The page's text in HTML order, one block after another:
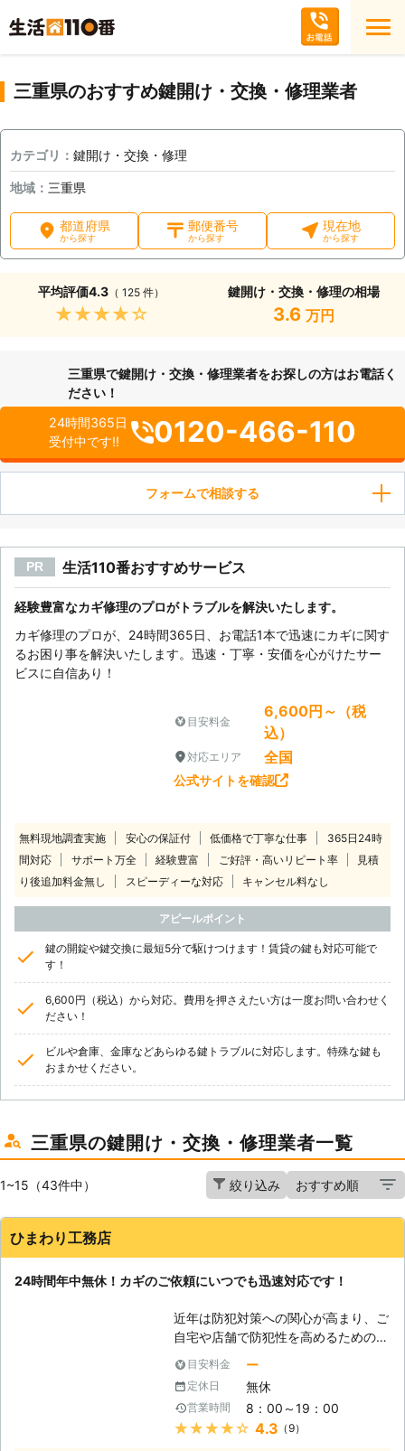
三重県のおすすめ鍵開け・交換・修理業者
カテゴリ： 鍵開け・交換・修理
地域： 三重県
都道府県
から探す
郵便番号
から探す
現在地
から探す
平均評価4.3 （ 125 件）
★★★★★
鍵開け・交換・修理の相場
3.6 万円
三重県で鍵開け・交換・修理業者をお探しの方はお電話く
ださい！
24時間365日
受付中です!!
0120-466-110
フォームで相談する
PR 生活110番おすすめサービス
経験豊富なカギ修理のプロがトラブルを解決いたします。
カギ修理のプロが、24時間365日、お電話1本で迅速にカギに関す
るお困り事を解決いたします。迅速・丁寧・安価を心がけたサー
ビスに自信あり！
目安料金
6,600円～（税
込）
対応エリア 全国
公式サイトを確認
無料現地調査実施 安心の保証付 低価格で丁寧な仕事
365日24時
間対応
サポート万全 経験豊富 ご好評・高いリピート率
見積
り後追加料金無し
スピーディーな対応 キャンセル料なし
アピールポイント
鍵の開錠や鍵交換に最短5分で駆けつけます！賃貸の鍵も対応可能で
す！
6,600円（税込）から対応。費用を押さえたい方は一度お問い合わせく
ださい！
ビルや倉庫、金庫などあらゆる鍵トラブルに対応します。特殊な鍵も
おまかせください。
三重県の鍵開け・交換・修理業者一覧
1~15（43件中） 絞り込み
ひまわり工務店
24時間年中無休！カギのご依頼にいつでも迅速対応です！
近年は防犯対策への関心が高まり、ご
自宅や店舗で防犯性を高めるためのカ
ギ交換を行うことが増えています。そ
うでなくても、生活の中で大切な役割
を持つカギは調子が悪くなると大きな
不便が生じてしまいます。ですから、
その前に定期的な点検やカギ交換を行
目安料金 ー
定休日 無休
営業時間 8：00～19：00
★★★★★ 4.3 （9）